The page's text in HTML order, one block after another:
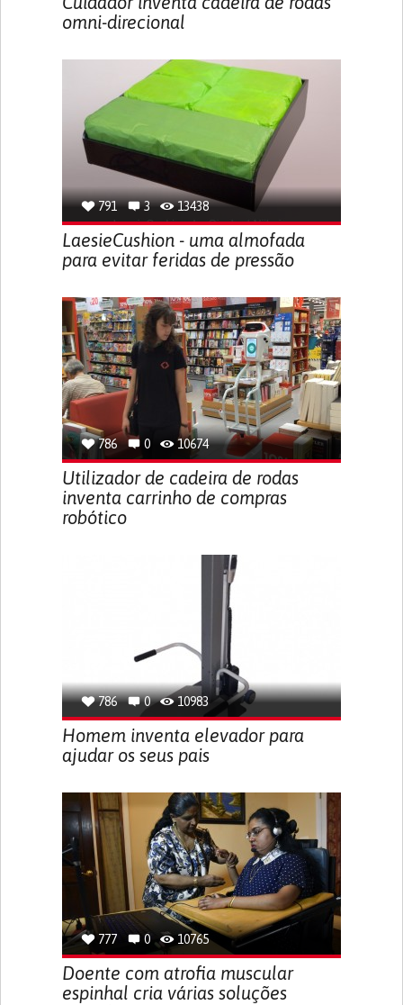
omni-direcional
791 3 13438
LaesieCushion - uma almofada
para evitar feridas de pressão
786 0 10674
Utilizador de cadeira de rodas
inventa carrinho de compras
robótico
786 0 10983
Homem inventa elevador para
ajudar os seus pais
777 0 10765
Doente com atrofia muscular
espinhal cria várias soluções